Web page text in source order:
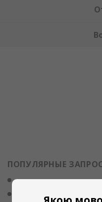
ПОПУЛЯРНЫЕ
силикагель осушитель
осушитель воздуха